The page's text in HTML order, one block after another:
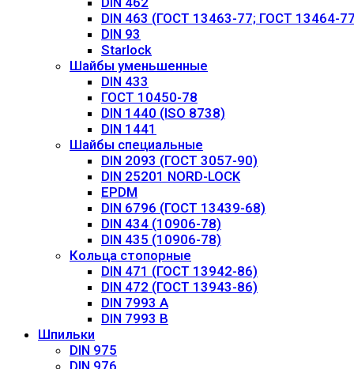
DIN 463 (ГОСТ 13463-77; ГОСТ 13464-
DIN 93
Starlock
Шайбы уменьшенные
DIN 433
ГОСТ 10450-78
DIN 1440 (ISO 8738)
DIN 1441
Шайбы специальные
DIN 2093 (ГОСТ 3057-90)
DIN 25201 NORD-LOCK
EPDM
DIN 6796 (ГОСТ 13439-68)
DIN 434 (10906-78)
DIN 435 (10906-78)
Кольца стопорные
DIN 471 (ГОСТ 13942-86)
DIN 472 (ГОСТ 13943-86)
DIN 7993 А
DIN 7993 B
Шпильки
DIN 975
DIN 976